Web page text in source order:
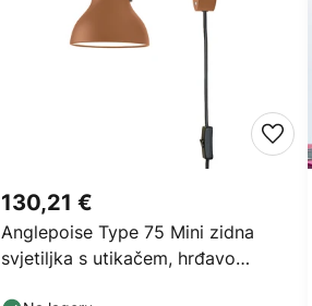
Anglepoise Type 75 Mini zidna
svjetiljka s utikačem, hrđavo
130,21 €